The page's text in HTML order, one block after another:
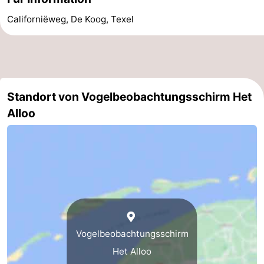
&
-
Kirchen
-
Mühlen
-
Bauernhöfe
Spielplätze
-
Californiëweg, De Koog, Texel
Standort von Vogelbeobachtungsschirm Het
Alloo
Vogelbeobachtungsschirm
Het Alloo